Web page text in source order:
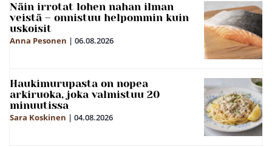
Näin irrotat lohen nahan ilman
veistä – onnistuu helpommin kuin
uskoisit
Anna Pesonen | 06.08.2026
Haukimurupasta on nopea
arkiruoka, joka valmistuu 20
minuutissa
Sara Koskinen | 04.08.2026